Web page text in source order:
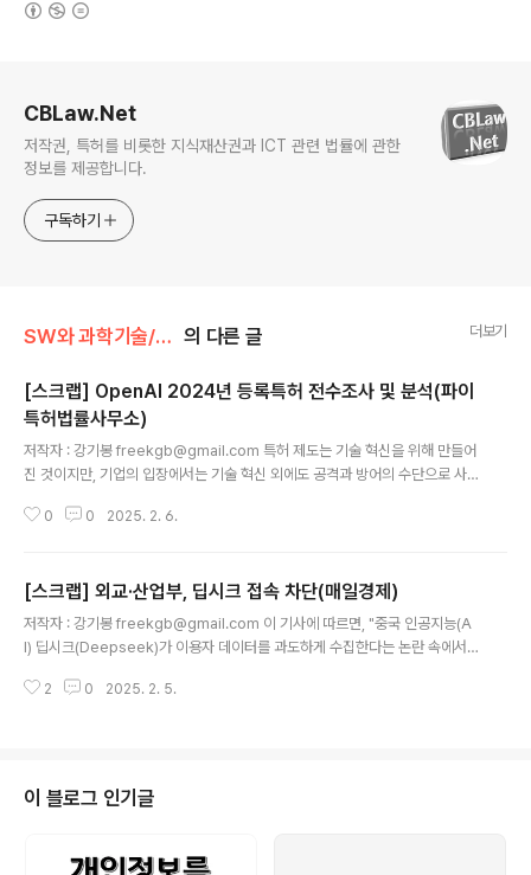
CBLaw.Net
저작권, 특허를 비롯한 지식재산권과 ICT 관련 법률에 관한
정보를 제공합니다.
구독하기
SW와 과학기술/인공지능 의 다른 글 더보기
[스크랩] OpenAI 2024년 등록특허 전수조사 및 분석(파이
특허법률사무소)
저작자 : 강기봉 freekgb@gmail.com 특허 제도는 기술 혁신을 위해 만들어
진 것이지만, 기업의 입장에서는 기술 혁신 외에도 공격과 방어의 수단으로 사
서 특허제도를 운영하더라도, 이는 기업에게 기술혁신의 인센티브를 제공할 만
코드를 오픈소스로 제공하는 것 외에 자사의 인공지능 프로그램에 대해서는 독
점 소프트웨어로 유지하고 있다. 그리고 오픈AI는 인공지능에 관한 기술들을 특
허출원하고 있다. 이를 두고 오픈AI가 특허제도로 기술을 독점적으로 행사하려
0 0 2025. 2. 6.
[스크랩] 외교·산업부, 딥시크 접속 차단(매일경제)
저작자 : 강기봉 freekgb@gmail.com 이 기사에 따르면, "중국 인공지능(A
I) 딥시크(Deepseek)가 이용자 데이터를 과도하게 수집한다는 논란 속에서
터넷이 발전하면서 보안 내지는 안보에 관한 우려가 지속적으로 문제가 되어 왔
가 안보와 연결되어 통제의 대상이 되었던 것과 일맥상통한다(정치적 배경의 문
제를 배제하더라도 국가의 보안 내지는 안보 문제는 대단히 중요하다). 단지, 딥
2 0 2025. 2. 5.
이 블로그 인기글